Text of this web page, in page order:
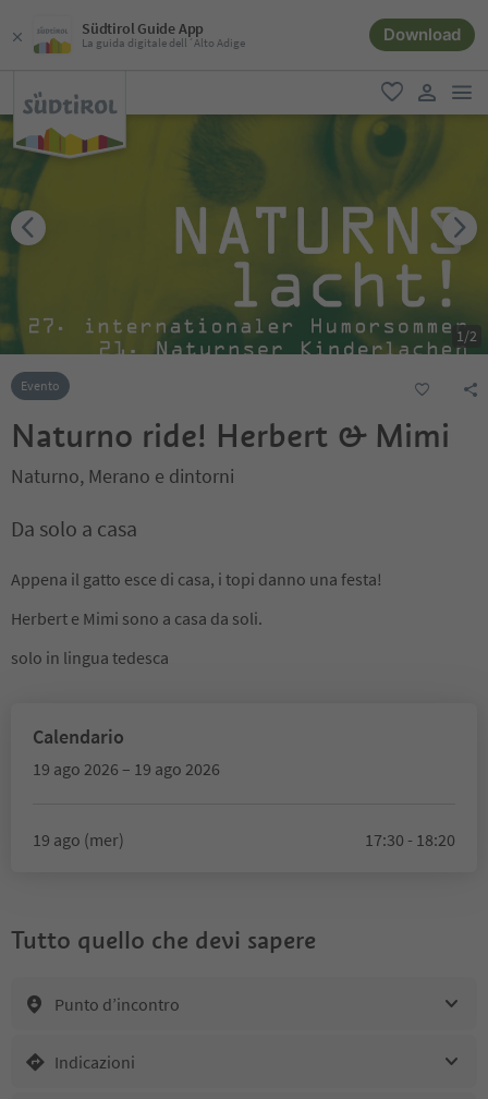
Südtirol Guide App
La guida digitale dell´Alto Adige Download
favoriti
user link
1/2
Evento
Naturno ride! Herbert & Mimi
Naturno, Merano e dintorni
Da solo a casa
Appena il gatto esce di casa, i topi danno una festa!
Herbert e Mimi sono a casa da soli.
solo in lingua tedesca
Calendario
19 ago 2026 – 19 ago 2026
19 ago (mer) 17:30 - 18:20
Tutto quello che devi sapere
Punto d’incontro
Indicazioni